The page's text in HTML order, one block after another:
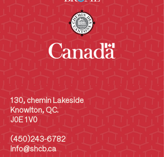
130, chemin Lakeside
Knowlton, QC.
J0E 1V0
(450)243-6782
info@shcb.ca